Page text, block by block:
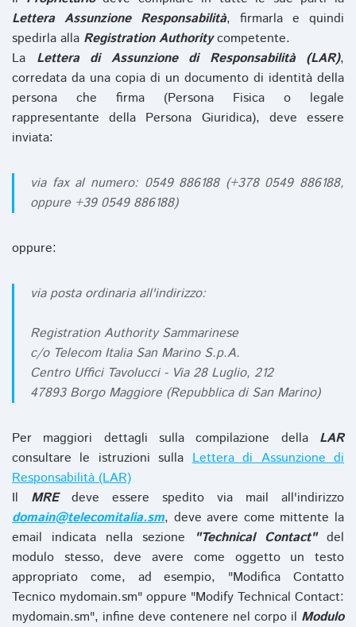
Lettera Assunzione Responsabilità, firmarla e quindi
spedirla alla Registration Authoritycompetente.
La Lettera di Assunzione di Responsabilità (LAR),
corredata da una copia di un documento di identità della
persona che firma (Persona Fisica o legale
rappresentante della Persona Giuridica), deve essere
inviata:
via fax al numero: 0549 886188 (+378 0549 886188,
oppure +39 0549 886188)
oppure:
via posta ordinaria all'indirizzo:
Registration Authority Sammarinese
c/o Telecom Italia San Marino S.p.A.
Centro Uffici Tavolucci - Via 28 Luglio, 212
47893 Borgo Maggiore (Repubblica di San Marino)
Per maggiori dettagli sulla compilazione della LAR
consultare le istruzioni sullaLettera di Assunzione di
Responsabilità (LAR)
Il MREdeve essere spedito via mail all'indirizzo
domain@telecomitalia.sm, deve avere come mittente la
email indicata nella sezione
"Technical Contact"del
modulo stesso, deve avere come oggetto un testo
appropriato come, ad esempio, "Modifica Contatto
Tecnico mydomain.sm" oppure "Modify Technical Contact:
mydomain.sm", infine deve contenere nel corpo il Modulo